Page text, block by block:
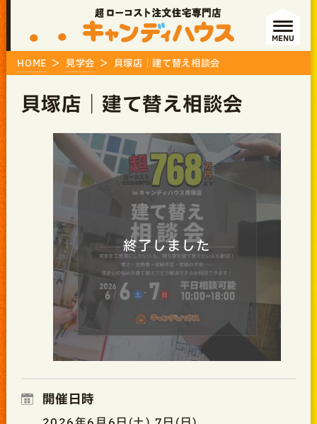
MENU
HOME 見学会 貝塚店｜建て替え相談会
貝塚店｜建て替え相談会
終了しました
開催日時